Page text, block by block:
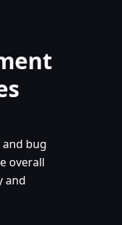
bug
overall
and